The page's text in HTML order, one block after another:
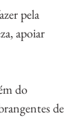
pela
apoiar
do
de